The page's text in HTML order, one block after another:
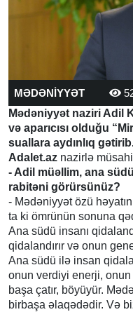
MƏDƏNİYYƏT
Mədəniyyət naziri Adil
və aparıcısı olduğu
suallara aydınlıq
Adalet.az nazirlə
- Adil müəllim, ana
rabitəni görürsünüz?
- Mədəniyyət özü
ta ki ömrünün sonuna
Ana südü insanı
qidalandırır və onun
Ana südü ilə insan
onun verdiyi enerji, onun
başa çatır, böyüyür.
birbaşa əlaqədədir. Və